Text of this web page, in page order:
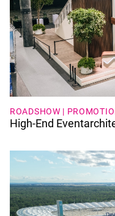
ROADSHOW |
High-End